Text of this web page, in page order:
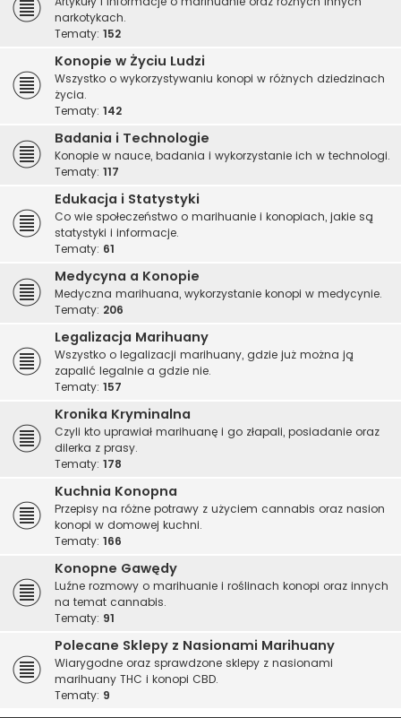
narkotykach.
Tematy: 152
Konopie w Życiu Ludzi
Wszystko o wykorzystywaniu konopi w różnych dziedzinach
życia.
Tematy: 142
Badania i Technologie
Konopie w nauce, badania i wykorzystanie ich w technologi.
Tematy: 117
Edukacja i Statystyki
Co wie społeczeństwo o marihuanie i konopiach, jakie są
statystyki i informacje.
Tematy: 61
Medycyna a Konopie
Medyczna marihuana, wykorzystanie konopi w medycynie.
Tematy: 206
Legalizacja Marihuany
Wszystko o legalizacji marihuany, gdzie już można ją
zapalić legalnie a gdzie nie.
Tematy: 157
Kronika Kryminalna
Czyli kto uprawiał marihuanę i go złapali, posiadanie oraz
dilerka z prasy.
Tematy: 178
Kuchnia Konopna
Przepisy na różne potrawy z użyciem cannabis oraz nasion
konopi w domowej kuchni.
Tematy: 166
Konopne Gawędy
Luźne rozmowy o marihuanie i roślinach konopi oraz innych
na temat cannabis.
Tematy: 91
Polecane Sklepy z Nasionami Marihuany
Wiarygodne oraz sprawdzone sklepy z nasionami
marihuany THC i konopi CBD.
Tematy: 9